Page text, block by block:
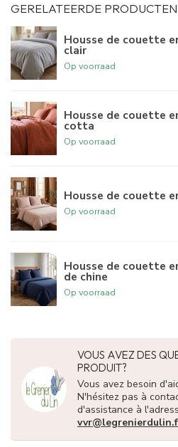
GERELATEERDE PRODUCTEN
Housse de couette
clair
Op voorraad
Housse de couette
cotta
Op voorraad
Housse de couette
Op voorraad
Housse de couette
de chine
Op voorraad
VOUS AVEZ DES
PRODUIT?
Vous avez besoin
N'hésitez pas à
d'assistance à